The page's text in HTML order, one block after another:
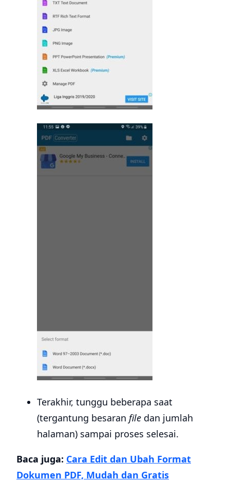
Terakhir, tunggu beberapa saat
(tergantung besaran file dan jumlah
halaman) sampai proses selesai.
Baca juga: Cara Edit dan Ubah Format
Dokumen PDF, Mudah dan Gratis